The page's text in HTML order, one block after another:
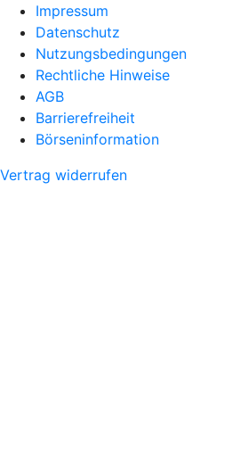
Impressum
Datenschutz
Nutzungsbedingungen
Rechtliche Hinweise
AGB
Barrierefreiheit
Börseninformation
Vertrag widerrufen